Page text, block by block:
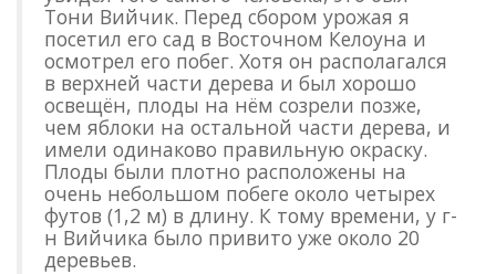
Тони Вийчик. Перед сбором урожая я
посетил его сад в Восточном Келоуна и
осмотрел его побег. Хотя он располагался
в верхней части дерева и был хорошо
освещён, плоды на нём созрели позже,
чем яблоки на остальной части дерева, и
имели одинаково правильную окраску.
Плоды были плотно расположены на
очень небольшом побеге около четырех
футов (1,2 м) в длину. К тому времени, у г-
н Вийчика было привито уже около 20
деревьев.